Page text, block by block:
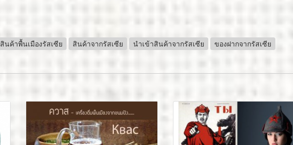
สินค้าพื้นเมืองรัสเซีย สินค้าจากรัสเซีย นำเข้าสินค้าจากรัสเซีย ของฝากจากรัสเซีย